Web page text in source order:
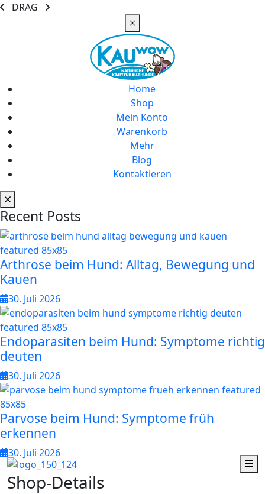
DRAG
Home
Shop
Mein Konto
Warenkorb
Mehr
Blog
Kontaktieren
Recent Posts
Arthrose beim Hund: Alltag, Bewegung und
Kauen
30. Juli 2026
Endoparasiten beim Hund: Symptome richtig
deuten
30. Juli 2026
Parvose beim Hund: Symptome früh
erkennen
30. Juli 2026
Shop-Details